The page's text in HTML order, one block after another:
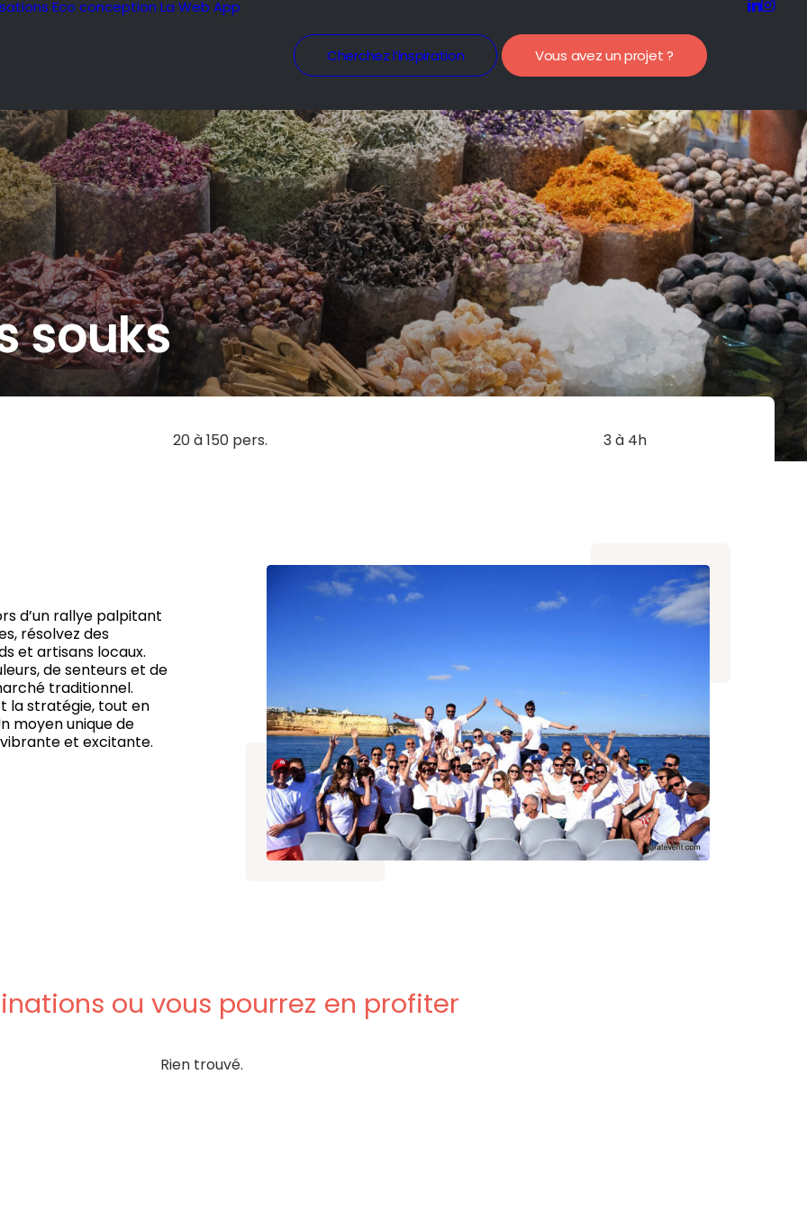
Eco conception La Web App
Cherchez l’inspiration Vous avez un projet ?
souks
20 à 150 pers. 3 à 4h
d’un rallye palpitant
résolvez des
et artisans locaux.
de senteurs et de
traditionnel.
la stratégie, tout en
moyen unique de
et excitante.
ou vous pourrez en profiter
Rien trouvé.